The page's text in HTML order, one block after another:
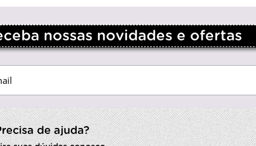
nossas novidades e ofertas
de ajuda?